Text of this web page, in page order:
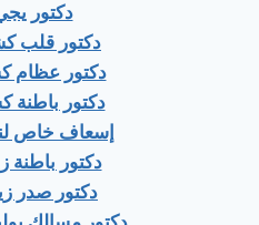
دكتور
دكتور قلب
دكتور عظام
دكتور
إسعاف خاص
دكتور باطنة
دكتور صدر